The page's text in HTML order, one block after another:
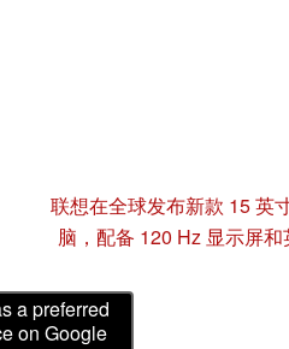
联想在全球发布新款 15 英
脑，配备 120 Hz 显示屏
a preferred
on Google